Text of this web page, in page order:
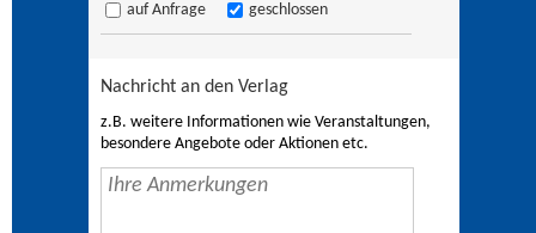
auf Anfrage geschlossen
Nachricht an den Verlag
z.B. weitere Informationen wie Veranstaltungen,
besondere Angebote oder Aktionen etc.